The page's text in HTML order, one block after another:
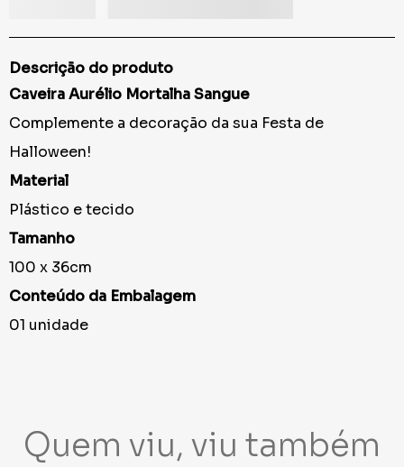
Descrição do produto
Caveira Aurélio Mortalha Sangue
Complemente a decoração da sua Festa de
Halloween!
Material
Plástico e tecido
Tamanho
100 x 36cm
Conteúdo da Embalagem
01 unidade
Quem viu, viu também